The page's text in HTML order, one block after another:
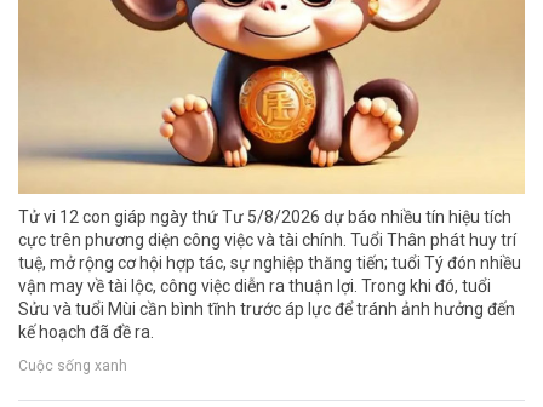
Tử vi 12 con giáp ngày thứ Tư 5/8/2026 dự báo nhiều tín hiệu tích
cực trên phương diện công việc và tài chính. Tuổi Thân phát huy trí
tuệ, mở rộng cơ hội hợp tác, sự nghiệp thăng tiến; tuổi Tý đón nhiều
vận may về tài lộc, công việc diễn ra thuận lợi. Trong khi đó, tuổi
Sửu và tuổi Mùi cần bình tĩnh trước áp lực để tránh ảnh hưởng đến
kế hoạch đã đề ra.
Cuộc sống xanh